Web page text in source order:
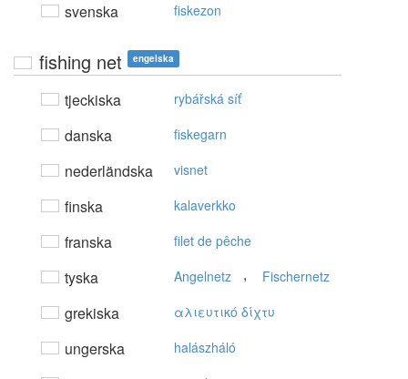
svenska fiskezon
fishing net engelska
tjeckiska rybářská síť
danska fiskegarn
nederländska visnet
finska kalaverkko
franska filet de pêche
tyska Angelnetz , Fischernetz
grekiska αλιευτικό δίχτυ
ungerska halászháló